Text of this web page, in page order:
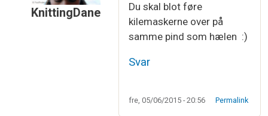
KnittingDane
Tak for en god guide til… af
Du skal blot føre
kilemaskerne over på
samme pind som hælen :)
Svar
fre, 05/06/2015 - 20:56 Permalink